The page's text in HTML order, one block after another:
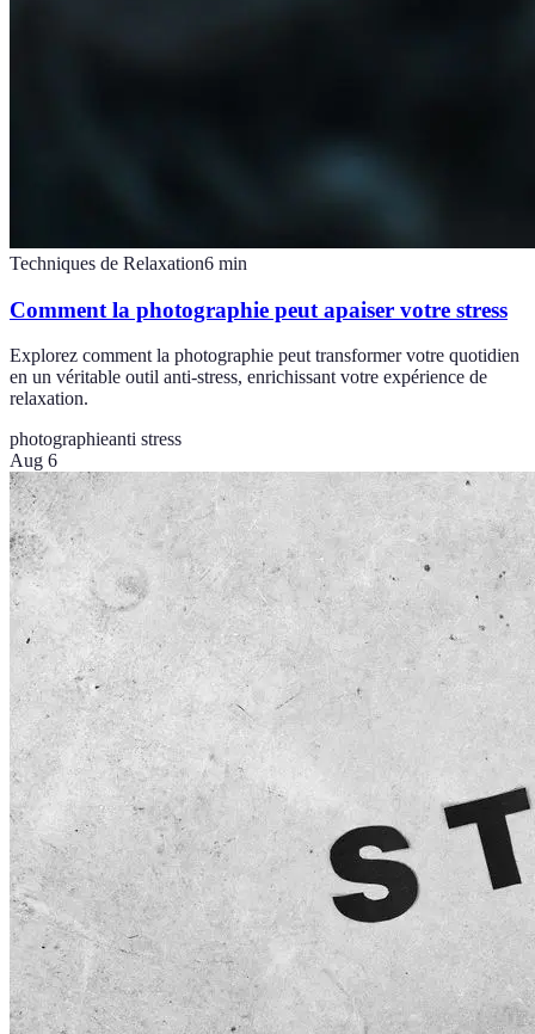
Techniques de Relaxation6 min
Comment la photographie peut apaiser votre stress
Explorez comment la photographie peut transformer votre quotidien
en un véritable outil anti-stress, enrichissant votre expérience de
relaxation.
photographieanti stress
Aug 6